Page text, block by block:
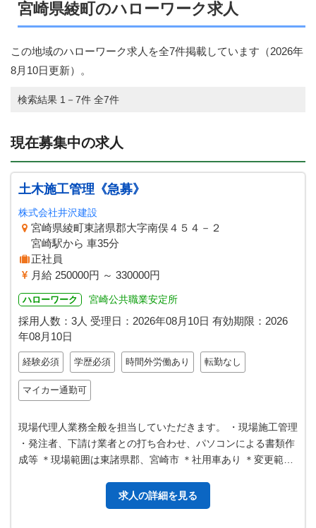
宮崎県綾町のハローワーク求人
この地域のハローワーク求人を全7件掲載しています（2026年
8月10日更新）。
検索結果 1－7件 全7件
現在募集中の求人
土木施工管理《急募》
株式会社井沢建設
宮崎県綾町東諸県郡大字南俣４５４－２
宮崎駅から 車35分
正社員
月給 250000円 ～ 330000円
ハローワーク 宮崎公共職業安定所
採用人数：3人 受理日： 2026年08月10日 有効期限： 2026
年08月10日
経験必須 学歴必須 時間外労働あり 転勤なし
マイカー通勤可
現場代理人業務全般を担当していただきます。 ・現場施工管理
・発注者、下請け業者との打ち合わせ、パソコンによる書類作
成等 ＊現場範囲は東諸県郡、宮崎市 ＊社用車あり ＊変更範
求人の詳細を見る